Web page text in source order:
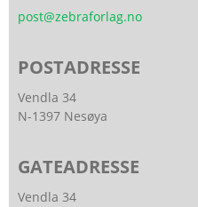
post@zebraforlag.no
POSTADRESSE
Vendla 34
N-1397 Nesøya
GATEADRESSE
Vendla 34